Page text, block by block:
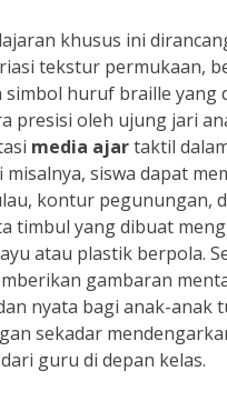
khusus ini
tekstur permukaan,
simbol huruf braille yang
presisi oleh ujung jari
media ajartaktil
siswa dapat
kontur pegunungan,
timbul yang dibuat
atau plastik berpola.
gambaran
nyata bagi anak-anak
sekadar
guru di depan kelas.